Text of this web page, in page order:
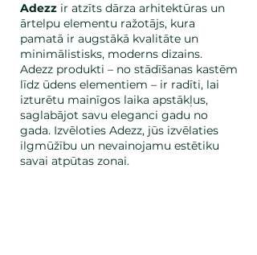
Adezz ir atzīts dārza arhitektūras un
ārtelpu elementu ražotājs, kura
pamatā ir augstākā kvalitāte un
minimālistisks, moderns dizains.
Adezz produkti – no stādīšanas kastēm
līdz ūdens elementiem – ir radīti, lai
izturētu mainīgos laika apstākļus,
saglabājot savu eleganci gadu no
gada. Izvēloties Adezz, jūs izvēlaties
ilgmūžību un nevainojamu estētiku
savai atpūtas zonai.